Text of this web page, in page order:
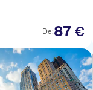
De:87 €